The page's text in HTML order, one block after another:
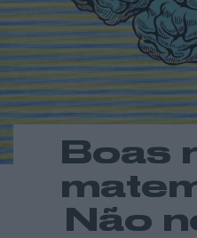
Boas
Não